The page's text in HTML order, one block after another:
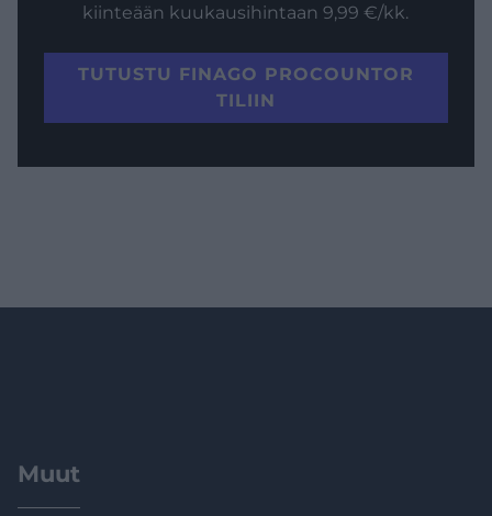
kiinteään kuukausihintaan 9,99 €/kk.
TUTUSTU FINAGO PROCOUNTOR
TILIIN
Muut